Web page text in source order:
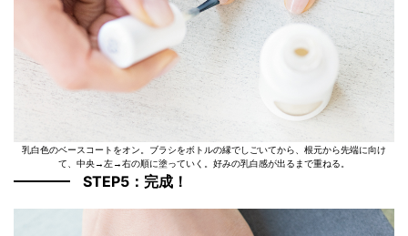
乳白色のベースコートをオン。ブラシをボトルの縁でしごいてから、根元から先端に向け
て、中央→左→右の順に塗っていく。好みの乳白感が出るまで重ねる。
STEP5：完成！